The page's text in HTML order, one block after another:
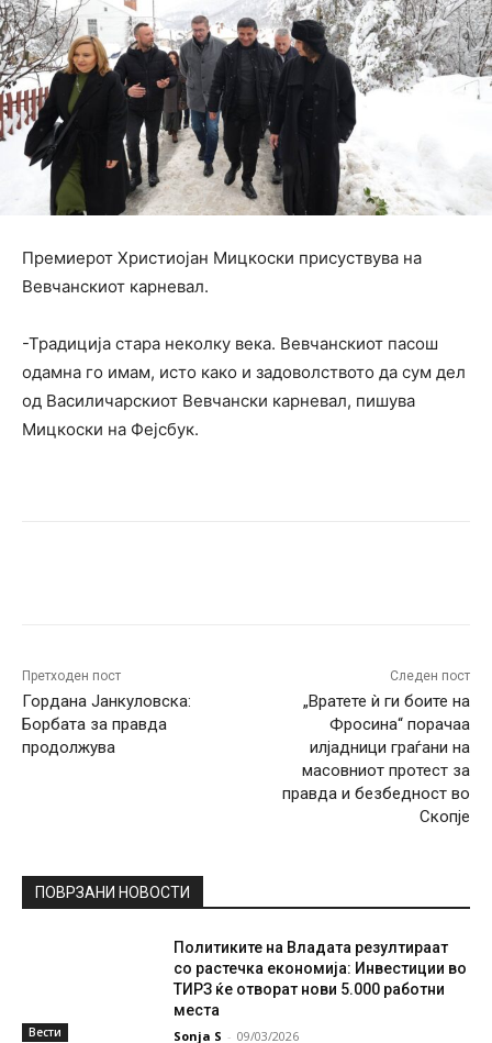
Премиерот Христиојан Мицкоски присуствува на
Вевчанскиот карневал.
-Традиција стара неколку века. Вевчанскиот пасош
одамна го имам, исто како и задоволството да сум дел
од Василичарскиот Вевчански карневал, пишува
Мицкоски на Фејсбук.
Претходен пост
Гордана Јанкуловска:
Борбата за правда
продолжува
Следен пост
„Вратете ѝ ги боите на
Фросина“ порачаа
илјадници граѓани на
масовниот протест за
правда и безбедност во
Скопје
ПОВРЗАНИ НОВОСТИ
Вести
Политиките на Владата резултираат
со растечка економија: Инвестиции во
ТИРЗ ќе отворат нови 5.000 работни
места
Sonja S - 09/03/2026